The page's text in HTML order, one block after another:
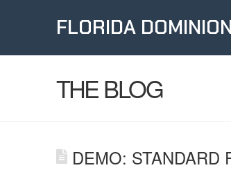
FLORIDA
THE BLOG
DEMO: STANDARD